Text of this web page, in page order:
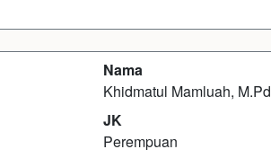
Nama
Khidmatul Mamluah, M.Pd
JK
Perempuan